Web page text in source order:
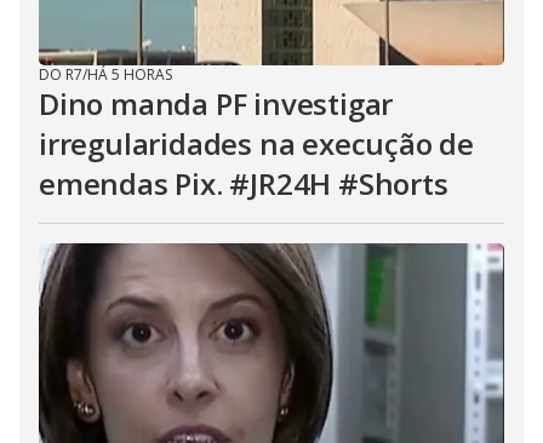
DO R7/HÁ 5 HORAS
Dino manda PF investigar
irregularidades na execução de
emendas Pix. #JR24H #Shorts